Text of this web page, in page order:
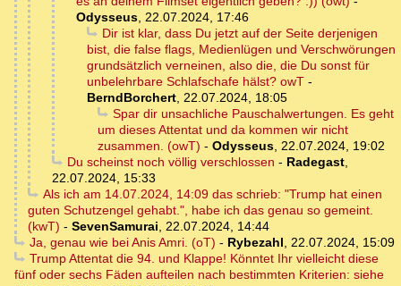
Odysseus, 22.07.2024, 17:46
Dir ist klar, dass Du jetzt auf der Seite derjenigen
bist, die false flags, Medienlügen und Verschwörungen
grundsätzlich verneinen, also die, die Du sonst für
unbelehrbare Schlafschafe hälst? owT -
BerndBorchert, 22.07.2024, 18:05
Spar dir unsachliche Pauschalwertungen. Es geht
um dieses Attentat und da kommen wir nicht
zusammen. (owT) - Odysseus, 22.07.2024, 19:02
Du scheinst noch völlig verschlossen - Radegast,
22.07.2024, 15:33
Als ich am 14.07.2024, 14:09 das schrieb: "Trump hat einen
guten Schutzengel gehabt.", habe ich das genau so gemeint.
(kwT) - SevenSamurai, 22.07.2024, 14:44
Ja, genau wie bei Anis Amri. (oT) - Rybezahl, 22.07.2024, 15:09
Trump Attentat die 94. und Klappe! Könntet Ihr vielleicht diese
fünf oder sechs Fäden aufteilen nach bestimmten Kriterien: siehe